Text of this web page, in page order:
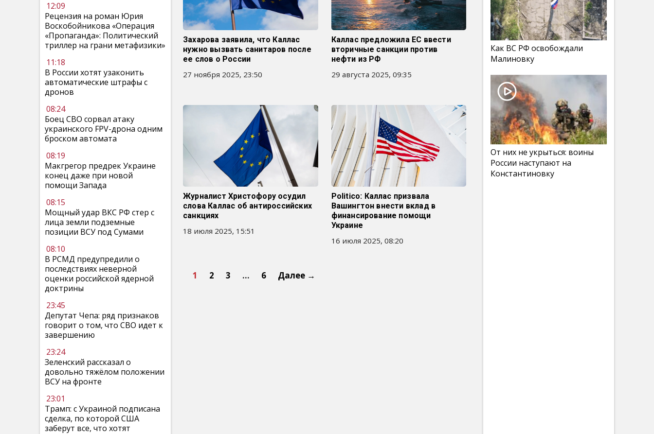
12:09
Рецензия на роман Юрия
Воскобойникова «Операция
«Пропаганда»: Политический
триллер на грани метафизики»
11:18
В России хотят узаконить
автоматические штрафы с
дронов
08:24
Боец СВО сорвал атаку
украинского FPV-дрона одним
броском автомата
08:19
Макгрегор предрек Украине
конец даже при новой
помощи Запада
08:15
Мощный удар ВКС РФ стер с
лица земли подземные
позиции ВСУ под Сумами
08:10
В РСМД предупредили о
последствиях неверной
оценки российской ядерной
доктрины
23:45
Депутат Чепа: ряд признаков
говорит о том, что СВО идет к
завершению
23:24
Зеленский рассказал о
довольно тяжёлом положении
ВСУ на фронте
23:01
Трамп: с Украиной подписана
сделка, по которой США
заберут все, что хотят
Захарова заявила, что Каллас
нужно вызвать санитаров после
ее слов о России
27 ноября 2025, 23:50
Каллас предложила ЕС ввести
вторичные санкции против
нефти из РФ
29 августа 2025, 09:35
Журналист Христофору осудил
слова Каллас об антироссийских
санкциях
18 июля 2025, 15:51
Politico: Каллас призвала
Вашингтон внести вклад в
финансирование помощи
Украине
16 июля 2025, 08:20
1 2 3 … 6 Далее →
Как ВС РФ освобождали
Малиновку
От них не укрыться: воины
России наступают на
Константиновку